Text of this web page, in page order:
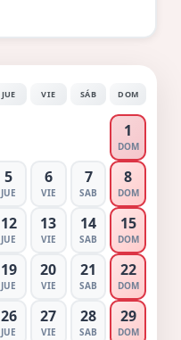
JUE VIE SÁB DOM
1
DOM
5
JUE
6
VIE
7
SAB
8
DOM
12
JUE
13
VIE
14
SAB
15
DOM
19
JUE
20
VIE
21
SAB
22
DOM
26
JUE
27
VIE
28
SAB
29
DOM